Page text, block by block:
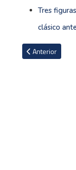
Tres
clásico
Artículo anterior:
Anterior